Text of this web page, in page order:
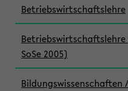
Betriebswirtschaftslehre
SoSe 2005)
Bildungswissenschaften